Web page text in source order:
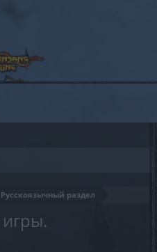
Русскоязычный раздел